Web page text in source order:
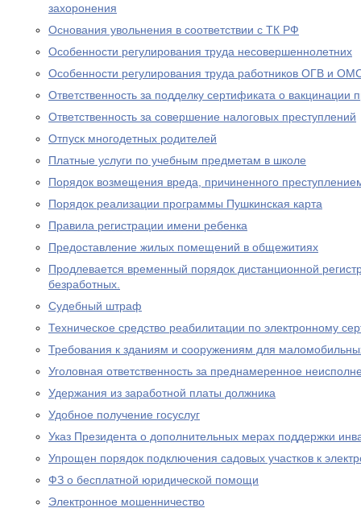
захоронения
Основания увольнения в соответствии с ТК РФ
Особенности регулирования труда несовершеннолетних
Особенности регулирования труда работников ОГВ и
Ответственность за подделку сертификата о вакцинации
Ответственность за совершение налоговых преступлений
Отпуск многодетных родителей
Платные услуги по учебным предметам в школе
Порядок возмещения вреда, причиненного
Порядок реализации программы Пушкинская карта
Правила регистрации имени ребенка
Предоставление жилых помещений в общежитиях
Продлевается временный порядок дистанционной
безработных.
Судебный штраф
Техническое средство реабилитации по электронному
Требования к зданиям и сооружениям для
Уголовная ответственность за преднамеренное
Удержания из заработной платы должника
Удобное получение госуслуг
Указ Президента о дополнительных мерах поддержки
Упрощен порядок подключения садовых участков к
ФЗ о бесплатной юридической помощи
Электронное мошенничество